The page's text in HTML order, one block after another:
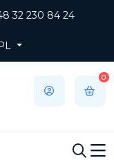
32 230 84 24
0